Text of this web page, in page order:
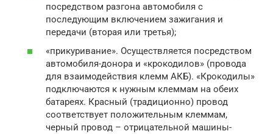
посредством разгона автомобиля с
последующим включением зажигания и
передачи (вторая или третья);
«прикуривание». Осуществляется посредством
автомобиля-донора и «крокодилов» (провода
для взаимодействия клемм АКБ). «Крокодилы»
подключаются к нужным клеммам на обеих
батареях. Красный (традиционно) провод
соответствует положительным клеммам,
черный провод – отрицательной машины-